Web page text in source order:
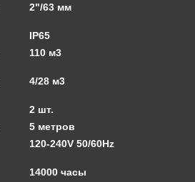
2"/63 мм
IP65
110 м3
4/28 м3
2 шт.
5 метров
120-240V 50/60Hz
14000 часы